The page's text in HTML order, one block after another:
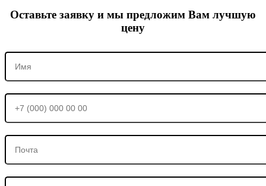
Оставьте заявку и мы предложим Вам лучшую
цену